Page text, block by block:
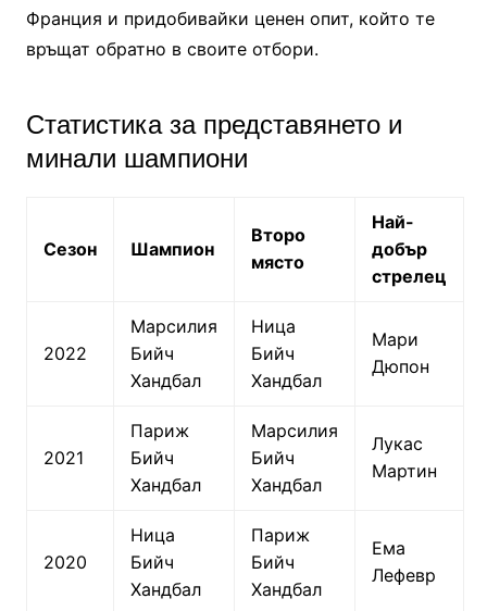
Франция и придобивайки ценен опит, който те
връщат обратно в своите отбори.
Статистика за представянето и
минали шампиони
Сезон Шампион
Второ
място
Най-
добър
стрелец
2022
Марсилия
Бийч
Хандбал
Ница
Бийч
Хандбал
Мари
Дюпон
2021
Париж
Бийч
Хандбал
Марсилия
Бийч
Хандбал
Лукас
Мартин
2020
Ница
Бийч
Хандбал
Париж
Бийч
Хандбал
Ема
Лефевр